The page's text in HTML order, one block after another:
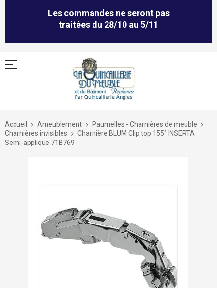
Les commandes ne seront pas
traitées du 28/10 au 5/11
Allez
contenu
Accueil Ameublement
Paumelles - Charnières de meuble
Charnières invisibles
Charnière BLUM Clip top 155° INSERTA
Semi-applique 71B769